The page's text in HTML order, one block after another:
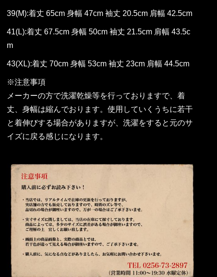
39(M):着丈 65cm 身幅 47cm 袖丈 20.5cm 肩幅 42.5cm
41(L):着丈 67.5cm 身幅 50cm 袖丈 21.5cm 肩幅 43.5c
m
43(XL):着丈 70cm 身幅 53cm 袖丈 23cm 肩幅 44.5cm
※注意事項
メーカーの方で洗濯乾燥等を行っておりますで、着
丈、身幅は縮んでおります。使用していくうちに若干
と着伸びする場合がありますが、洗濯をすると元のサ
イズに戻る感じになります。